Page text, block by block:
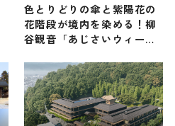
色とりどりの傘と紫陽花の
花階段が境内を染める！柳
谷観音「あじさいウィーク
ドラマゆかりの秘宝＆上書
院特別公開も / 京都府長岡
京市